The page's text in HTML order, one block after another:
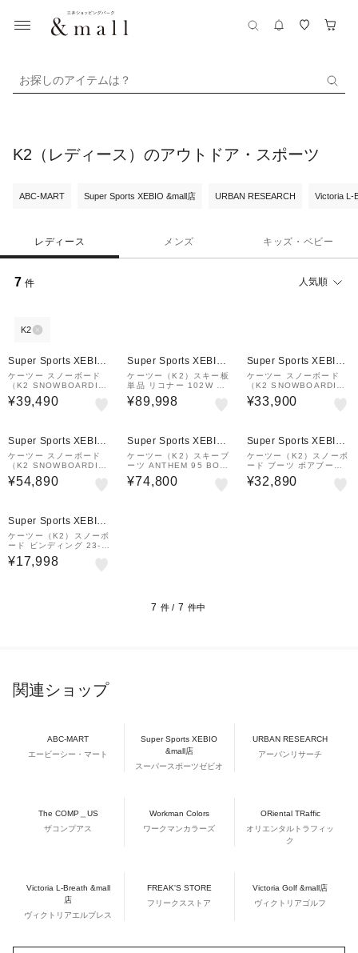
お探しのアイテムは？
K2（レディース）のアウトドア・スポーツ
ABC-MART Super Sports XEBIO &mall店 URBAN RESEARCH Victoria L-
レディース メンズ キッズ・ベビー
7 件 人気順
K2
Super Sports XEBIO
&mall店
ケーツー スノーボード
（K2 SNOWBOARDIN
G）スノーボード 板 型
落ち 23-24 LIME LITE
¥39,490
Super Sports XEBIO
&mall店
ケーツー（K2）スキー板
単品 リコナー 102W KS
24013900
¥89,998
Super Sports XEBIO
&mall店
ケーツー スノーボード
（K2 SNOWBOARDIN
G）スノーボード 板 23-
24 FIRST LITE CAMB
¥33,900
Super Sports XEBIO
&mall店
ケーツー スノーボード
（K2 SNOWBOARDIN
G）スノーボード 板 ラ
イムライト LIME LITE
¥54,890
Super Sports XEBIO
&mall店
ケーツー（K2）スキーブ
ーツ ANTHEM 95 BOA
KS25133600
¥74,800
Super Sports XEBIO
&mall店
ケーツー（K2）スノーボ
ード ブーツ ボアブーツ
ヘブンクレア KB24043
10 HAVEN CREA
¥32,890
Super Sports XEBIO
&mall店
ケーツー（K2）スノーボ
ード ビンディング 23-2
4 CASSETTE B23040
0402
¥17,998
7 件 / 7 件中
関連ショップ
ABC-MART
エービーシー・マート
Super Sports XEBIO
&mall店
スーパースポーツゼビオ
URBAN RESEARCH
アーバンリサーチ
The COMP＿US
ザコンプアス
Workman Colors
ワークマンカラーズ
ORiental TRaffic
オリエンタルトラフィッ
ク
Victoria L-Breath &mall
店
ヴィクトリアエルブレス
FREAK'S STORE
フリークスストア
Victoria Golf &mall店
ヴィクトリアゴルフ